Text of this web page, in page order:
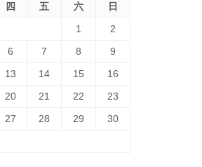
四 五 六
日
1
2
6 7 8
9
13 14 15
16
20 21 22
23
27 28 29
30